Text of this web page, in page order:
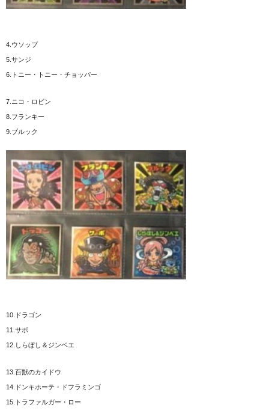
4.ウソップ
5.サンジ
6.トニー・トニー・チョッパー
7.ニコ・ロビン
8.フランキー
9.ブルック
10.ドラゴン
11.サボ
12.しらぼし＆ジンベエ
13.百獣のカイドウ
14.ドンキホーテ・ドフラミンゴ
15.トラファルガー・ロー